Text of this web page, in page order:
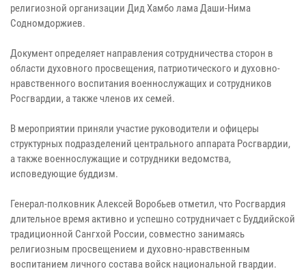
религиозной организации Дид Хамбо лама Даши-Нима
Содномдоржиев.
Документ определяет направления сотрудничества сторон в
области духовного просвещения, патриотического и духовно-
нравственного воспитания военнослужащих и сотрудников
Росгвардии, а также членов их семей.
В мероприятии приняли участие руководители и офицеры
структурных подразделений центрального аппарата Росгвардии,
а также военнослужащие и сотрудники ведомства,
исповедующие буддизм.
Генерал-полковник Алексей Воробьев отметил, что Росгвардия
длительное время активно и успешно сотрудничает с Буддийской
традиционной Сангхой России, совместно занимаясь
религиозным просвещением и духовно-нравственным
воспитанием личного состава войск национальной гвардии.